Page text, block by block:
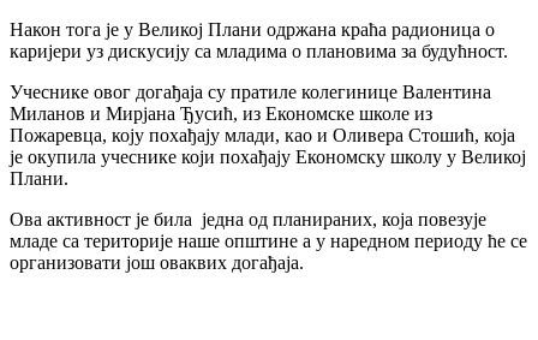
Након тога је у Великој Плани одржана краћа радионица о
каријери уз дискусију са младима о плановима за будућност.
Учеснике овог догађаја су пратиле колегинице Валентина
Миланов и Мирјана Ђусић, из Економске школе из
Пожаревца, коју похађају млади, као и Оливера Стошић, која
је окупила учеснике који похађају Економску школу у Великој
Плани.
Ова активност је била једна од планираних, која повезује
младе са територије наше општине а у наредном периоду ће се
организовати још оваквих догађаја.